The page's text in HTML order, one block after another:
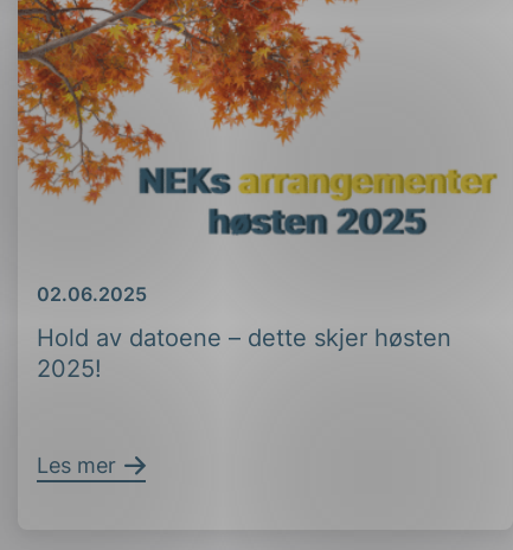
Hold av datoene – dette skjer høsten
2025!
Dato
02.06.2025
Les mer